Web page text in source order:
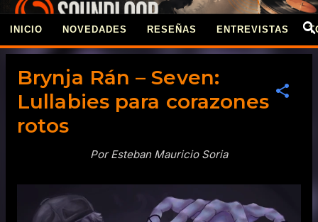
Ir al contenido principal
REVISTA
INICIO NOVEDADES RESEÑAS ENTREVISTAS
Brynja Rán – Seven:
Lullabies para corazones
rotos
Por Esteban Mauricio Soria